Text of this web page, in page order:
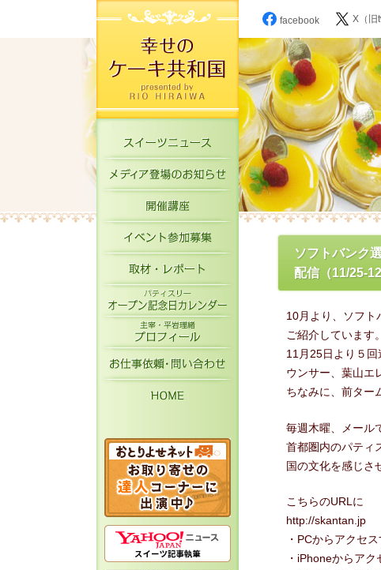
スイーツニュース
メディア登場のお知らせ
開催講座
イベント参加募集
取材・レポート
パティスリーオープン
主宰・平岩理緒プロフィ
お仕事依頼・お問い合わ
facebook X（旧
ソフトバンク
配信（11/25-
10月より、ソフト
ご紹介しています。
11月25日より５
ウンサー、葉山エ
ちなみに、前ター
毎週木曜、メール
首都圏内のパティ
国の文化を感じさ
こちらのURLに
http://skantan.jp
・PCからアクセ
・iPhoneからア